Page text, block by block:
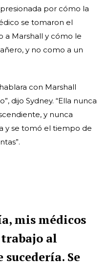
por cómo la
se tomaron el
a Marshall y cómo le
y no como a un
con Marshall
dijo Sydney. “Ella nunca
y nunca
y se tomó el tiempo de
mis médicos
al
Se